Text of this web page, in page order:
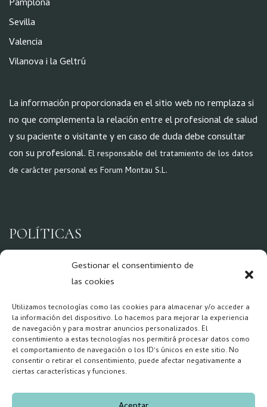
Gestionar el consentimiento de
las cookies
Utilizamos tecnologías como las cookies para almacenar y/o acceder a
la información del dispositivo. Lo hacemos para mejorar la experiencia
de navegación y para mostrar anuncios personalizados. El
consentimiento a estas tecnologías nos permitirá procesar datos como
el comportamiento de navegación o los ID's únicos en este sitio. No
consentir o retirar el consentimiento, puede afectar negativamente a
ciertas características y funciones.
Pamplona
Sevilla
Valencia
Vilanova i la Geltrú
La información proporcionada en el sitio web no remplaza si
no que complementa la relación entre el profesional de salud
y su paciente o visitante y en caso de duda debe consultar
con su profesional. El responsable del tratamiento de los datos
de carácter personal es Forum Montau S.L.
POLÍTICAS
Aviso Legal
Política de Privacidad
Política Cookies
REDES